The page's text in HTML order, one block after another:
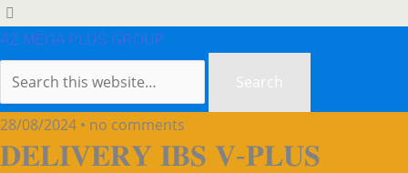
AZ MEGA PLUS GROUP
28/08/2024 • no comments
𝐃𝐄𝐋𝐈𝐕𝐄𝐑𝐘 𝐈𝐁𝐒 𝐕-𝐏𝐋𝐔𝐒